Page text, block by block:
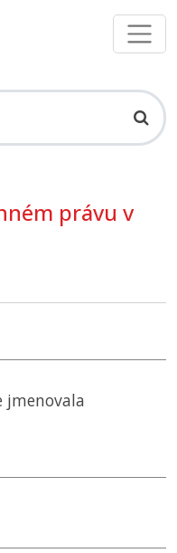
právu v
jmenovala